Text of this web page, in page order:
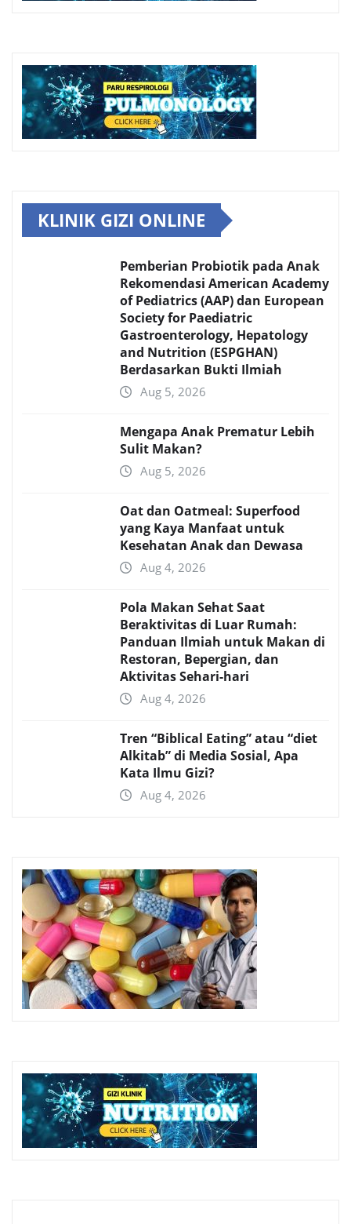
KLINIK GIZI ONLINE
Pemberian Probiotik pada Anak
Rekomendasi American Academy
of Pediatrics (AAP) dan European
Society for Paediatric
Gastroenterology, Hepatology
and Nutrition (ESPGHAN)
Berdasarkan Bukti Ilmiah
Aug 5, 2026
Mengapa Anak Prematur Lebih
Sulit Makan?
Aug 5, 2026
Oat dan Oatmeal: Superfood
yang Kaya Manfaat untuk
Kesehatan Anak dan Dewasa
Aug 4, 2026
Pola Makan Sehat Saat
Beraktivitas di Luar Rumah:
Panduan Ilmiah untuk Makan di
Restoran, Bepergian, dan
Aktivitas Sehari-hari
Aug 4, 2026
Tren “Biblical Eating” atau “diet
Alkitab” di Media Sosial, Apa
Kata Ilmu Gizi?
Aug 4, 2026